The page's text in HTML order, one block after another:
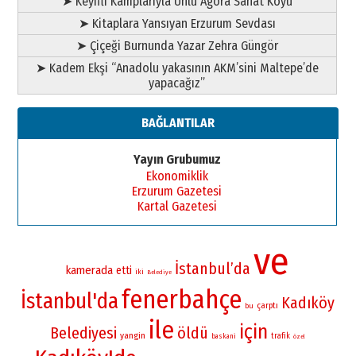
➤ Kitaplara Yansıyan Erzurum Sevdası
➤ Çiçeği Burnunda Yazar Zehra Güngör
➤ Kadem Ekşi “Anadolu yakasının AKM’sini Maltepe’de
yapacağız”
BAĞLANTILAR
Yayın Grubumuz
Ekonomiklik
Erzurum Gazetesi
Kartal Gazetesi
kamerada etti iki Belediye İstanbul’da ve
İstanbul'dafenerbahçe bu çarptı Kadıköy
Belediyesi yangin ile öldü baskani için trafik özel